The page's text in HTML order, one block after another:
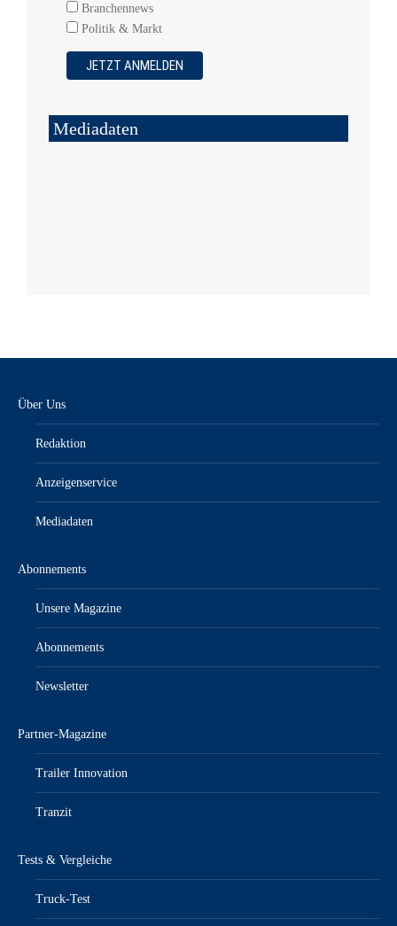
Branchennews
Politik & Markt
Mediadaten
Über Uns
Redaktion
Anzeigenservice
Mediadaten
Abonnements
Unsere Magazine
Abonnements
Newsletter
Partner-Magazine
Trailer Innovation
Tranzit
Tests & Vergleiche
Truck-Test